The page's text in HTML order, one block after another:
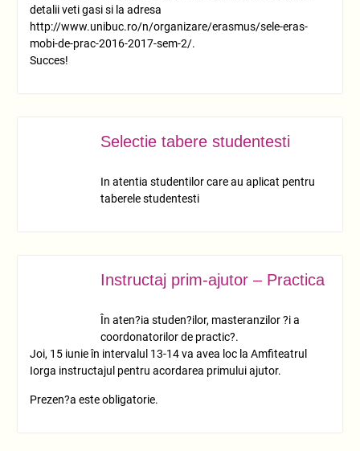
detalii veti gasi si la adresa
http://www.unibuc.ro/n/organizare/erasmus/sele-eras-
mobi-de-prac-2016-2017-sem-2/.
Succes!
Selectie tabere studentesti
In atentia studentilor care au aplicat pentru
taberele studentesti
Instructaj prim-ajutor – Practica
În aten?ia studen?ilor, masteranzilor ?i a
coordonatorilor de practic?.
Joi, 15 iunie în intervalul 13-14 va avea loc la Amfiteatrul
Iorga instructajul pentru acordarea primului ajutor.
Prezen?a este obligatorie.